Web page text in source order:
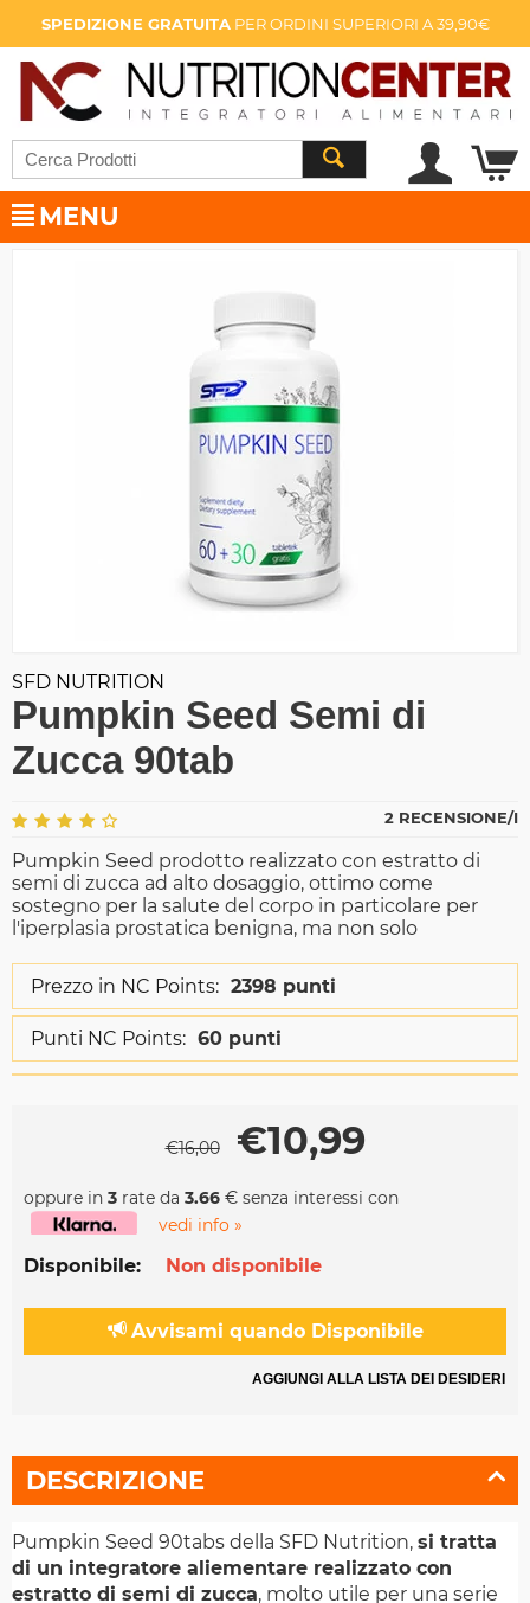
SPEDIZIONE GRATUITAPER ORDINI SUPERIORI A 39,90€
MENU
SFD NUTRITION
Pumpkin Seed Semi di
Zucca 90tab
2 RECENSIONE/I
Pumpkin Seed prodotto realizzato con estratto di
semi di zucca ad alto dosaggio, ottimo come
sostegno per la salute del corpo in particolare per
l'iperplasia prostatica benigna, ma non solo
Prezzo in NC Points: 2398 punti
Punti NC Points: 60 punti
€16,00 €10,99
oppure in 3 rate da 3.66 € senza interessi con
vedi info »
Disponibile: Non disponibile
Avvisami quando Disponibile
AGGIUNGI ALLA LISTA DEI DESIDERI
DESCRIZIONE
Pumpkin Seed 90tabs della SFD Nutrition, si tratta
di un integratore aliementare realizzato con
estratto di semi di zucca, molto utile per una serie